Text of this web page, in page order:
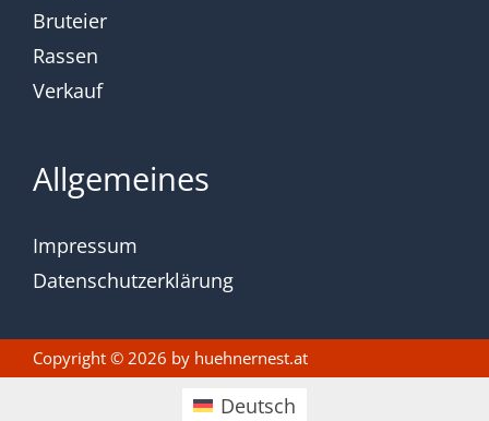
Bruteier
Rassen
Verkauf
Allgemeines
Impressum
Datenschutzerklärung
Copyright © 2026 by huehnernest.at
Deutsch